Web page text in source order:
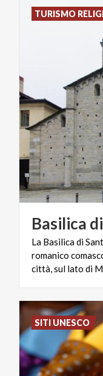
Basilica di
La Basilica di
romanico
città, sul lato di
TURISMO
SITI UNESCO